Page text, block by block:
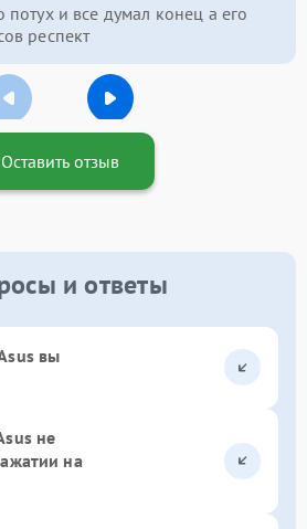
потух и все думал конец а его
респект
Оставить отзыв
и ответы
вы
не
на